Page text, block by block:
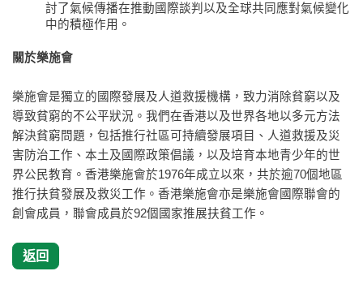
討了氣候傳播在推動國際談判以及全球共同應對氣候變化
中的積極作用。
關於樂施會
樂施會是獨立的國際發展及人道救援機構，致力消除貧窮以及
導致貧窮的不公平狀況。我們在香港以及世界各地以多元方法
解決貧窮問題，包括推行社區可持續發展項目、人道救援及災
害防治工作、本土及國際政策倡議，以及培育本地青少年的世
界公民教育。香港樂施會於1976年成立以來，共於逾70個地區
推行扶貧發展及救災工作。香港樂施會亦是樂施會國際聯會的
創會成員，聯會成員於92個國家推展扶貧工作。
返回